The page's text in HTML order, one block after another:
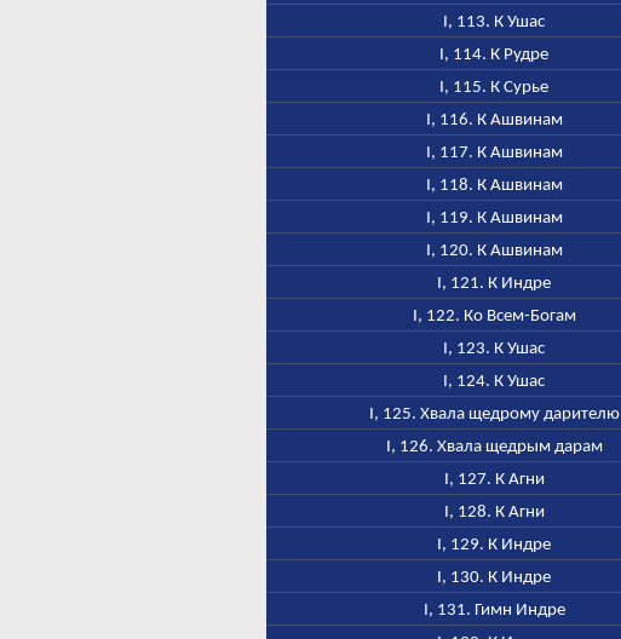
I, 113. К Ушас
I, 114. К Рудре
I, 115. К Сурье
I, 116. К Ашвинам
I, 117. К Ашвинам
I, 118. К Ашвинам
I, 119. К Ашвинам
I, 120. К Ашвинам
I, 121. К Индре
I, 122. Ко Всем-Богам
I, 123. К Ушас
I, 124. К Ушас
I, 125. Хвала щедрому дарителю
I, 126. Хвала щедрым дарам
I, 127. К Агни
I, 128. К Агни
I, 129. К Индре
I, 130. К Индре
I, 131. Гимн Индре